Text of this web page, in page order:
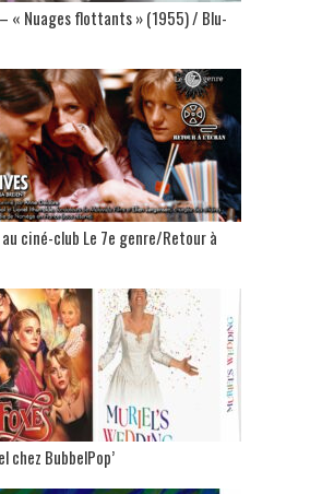
« Nuages flottants » (1955) / Blu-
au ciné-club Le 7e genre/Retour à
chez BubbelPop’